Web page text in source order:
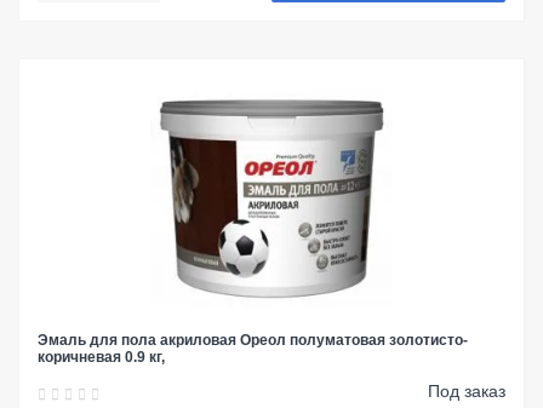
Эмаль для пола акриловая Ореол полуматовая золотисто-
коричневая 0.9 кг,
Под заказ